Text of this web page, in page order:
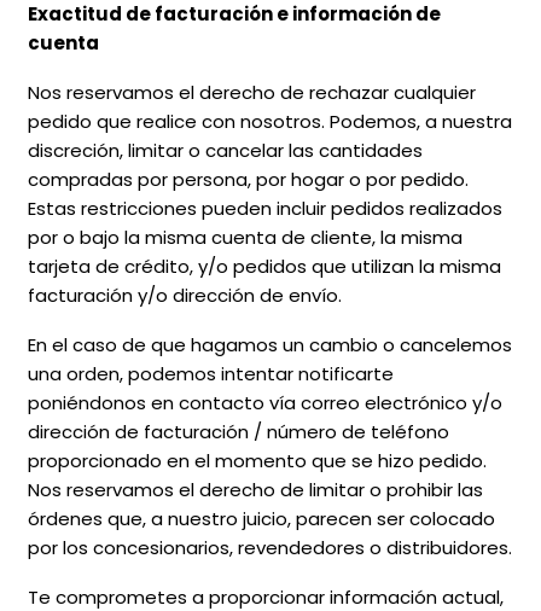
Exactitud de facturación e información de
cuenta
Nos reservamos el derecho de rechazar cualquier
pedido que realice con nosotros. Podemos, a nuestra
discreción, limitar o cancelar las cantidades
compradas por persona, por hogar o por pedido.
Estas restricciones pueden incluir pedidos realizados
por o bajo la misma cuenta de cliente, la misma
tarjeta de crédito, y/o pedidos que utilizan la misma
facturación y/o dirección de envío.
En el caso de que hagamos un cambio o cancelemos
una orden, podemos intentar notificarte
poniéndonos en contacto vía correo electrónico y/o
dirección de facturación / número de teléfono
proporcionado en el momento que se hizo pedido.
Nos reservamos el derecho de limitar o prohibir las
órdenes que, a nuestro juicio, parecen ser colocado
por los concesionarios, revendedores o distribuidores.
Te comprometes a proporcionar información actual,